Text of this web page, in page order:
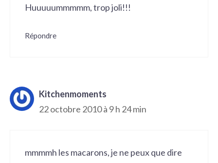
Huuuuummmmm, trop joli!!!
Répondre
Kitchenmoments
22 octobre 2010 à 9 h 24 min
mmmmh les macarons, je ne peux que dire